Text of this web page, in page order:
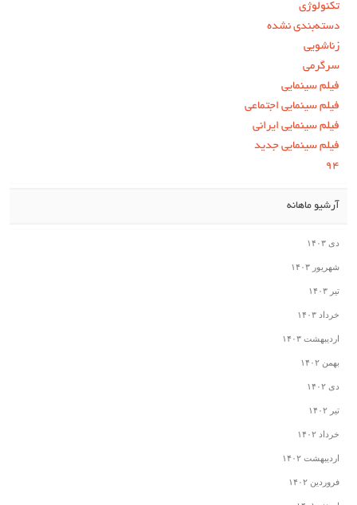
تکنولوژی
دسته‌بندی نشده
زناشویی
سرگرمی
فیلم سینمایی
فیلم سینمایی اجتماعی
فیلم سینمایی ایرانی
فیلم سینمایی جدید
۹۴
آرشیو ماهانه
دی ۱۴۰۳
شهریور ۱۴۰۳
تیر ۱۴۰۳
خرداد ۱۴۰۳
اردیبهشت ۱۴۰۳
بهمن ۱۴۰۲
دی ۱۴۰۲
تیر ۱۴۰۲
خرداد ۱۴۰۲
اردیبهشت ۱۴۰۲
فروردین ۱۴۰۲